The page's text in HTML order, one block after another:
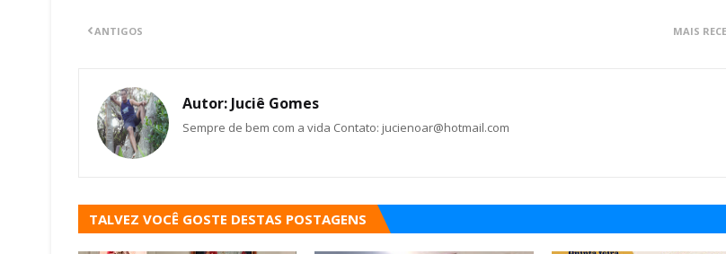
MAIS
ANTIGOS
Autor: Juciê Gomes
Sempre de bem com a vida Contato: jucienoar@hotmail.com
TALVEZ VOCÊ GOSTE DESTAS POSTAGENS